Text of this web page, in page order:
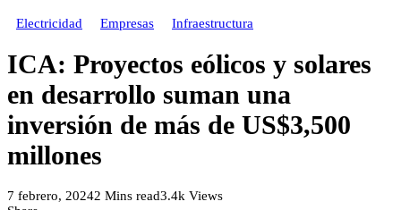
Electricidad Empresas Infraestructura
ICA: Proyectos eólicos y solares
en desarrollo suman una
inversión de más de US$3,500
millones
7 febrero, 20242 Mins read3.4k Views